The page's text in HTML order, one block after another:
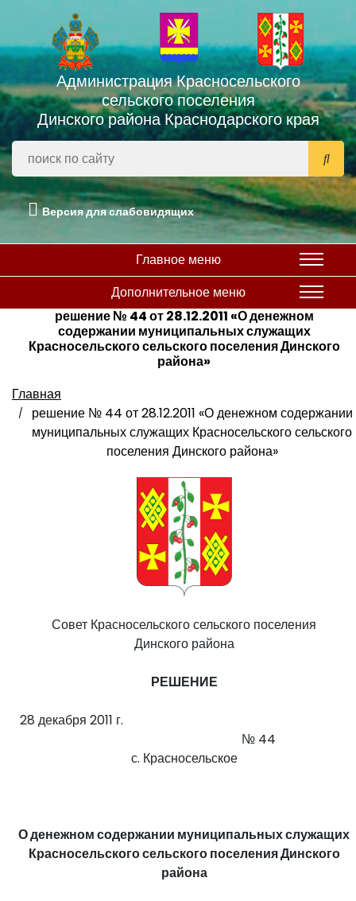
Администрация Красносельского
сельского поселения
Динского района Краснодарского края
Версия для слабовидящих
Главное меню
Дополнительное меню
решение № 44 от 28.12.2011 «О денежном
содержании муниципальных служащих
Красносельского сельского поселения Динского
района»
Главная
решение № 44 от 28.12.2011 «О денежном содержании
муниципальных служащих Красносельского сельского
поселения Динского района»
Совет Красносельского сельского поселения
Динского района
РЕШЕНИЕ
28 декабря 2011 г.
№ 44
с. Красносельское
О денежном содержании муниципальных служащих
Красносельского сельского поселения Динского
района